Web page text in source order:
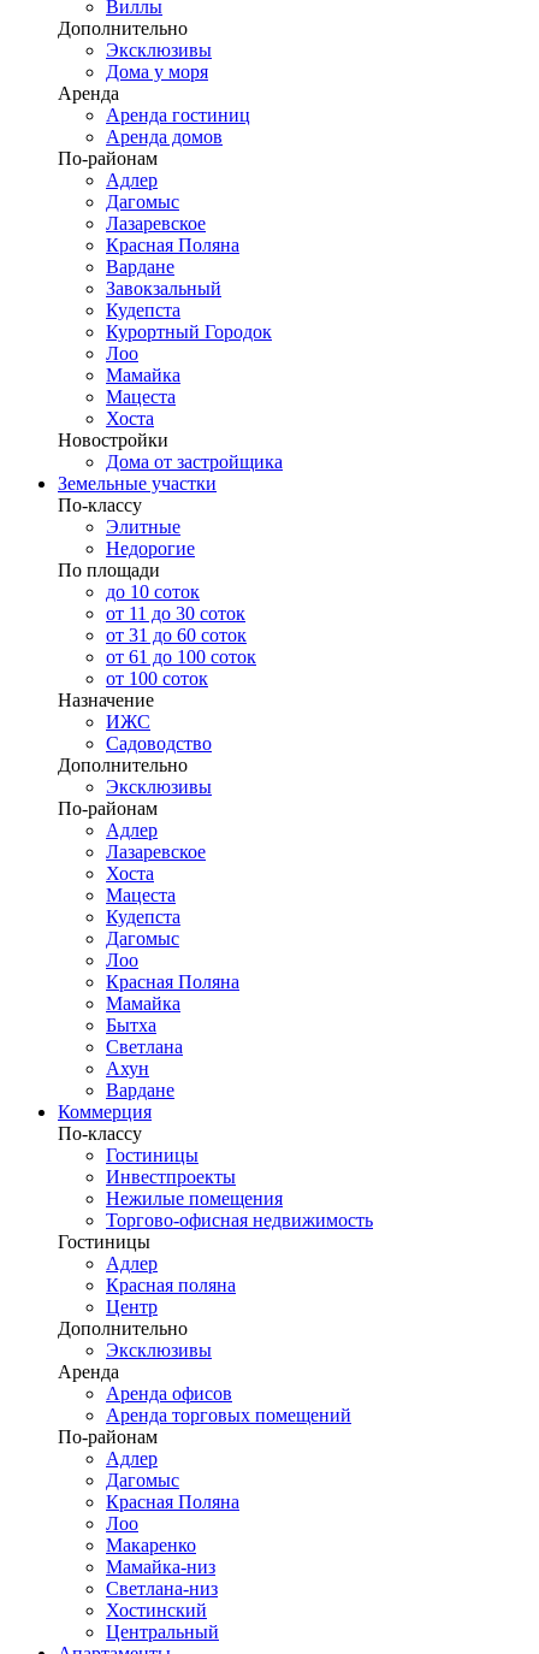
Виллы
Дополнительно
Эксклюзивы
Дома у моря
Аренда
Аренда гостиниц
Аренда домов
По-районам
Адлер
Дагомыс
Лазаревское
Красная Поляна
Вардане
Завокзальный
Кудепста
Курортный Городок
Лоо
Мамайка
Мацеста
Хоста
Новостройки
Дома от застройщика
Земельные участки
По-классу
Элитные
Недорогие
По площади
до 10 соток
от 11 до 30 соток
от 31 до 60 соток
от 61 до 100 соток
от 100 соток
Назначение
ИЖС
Садоводство
Дополнительно
Эксклюзивы
По-районам
Адлер
Лазаревское
Хоста
Мацеста
Кудепста
Дагомыс
Лоо
Красная Поляна
Мамайка
Бытха
Светлана
Ахун
Вардане
Коммерция
По-классу
Гостиницы
Инвестпроекты
Нежилые помещения
Торгово-офисная недвижимость
Гостиницы
Адлер
Красная поляна
Центр
Дополнительно
Эксклюзивы
Аренда
Аренда офисов
Аренда торговых помещений
По-районам
Адлер
Дагомыс
Красная Поляна
Лоо
Макаренко
Мамайка-низ
Светлана-низ
Хостинский
Центральный